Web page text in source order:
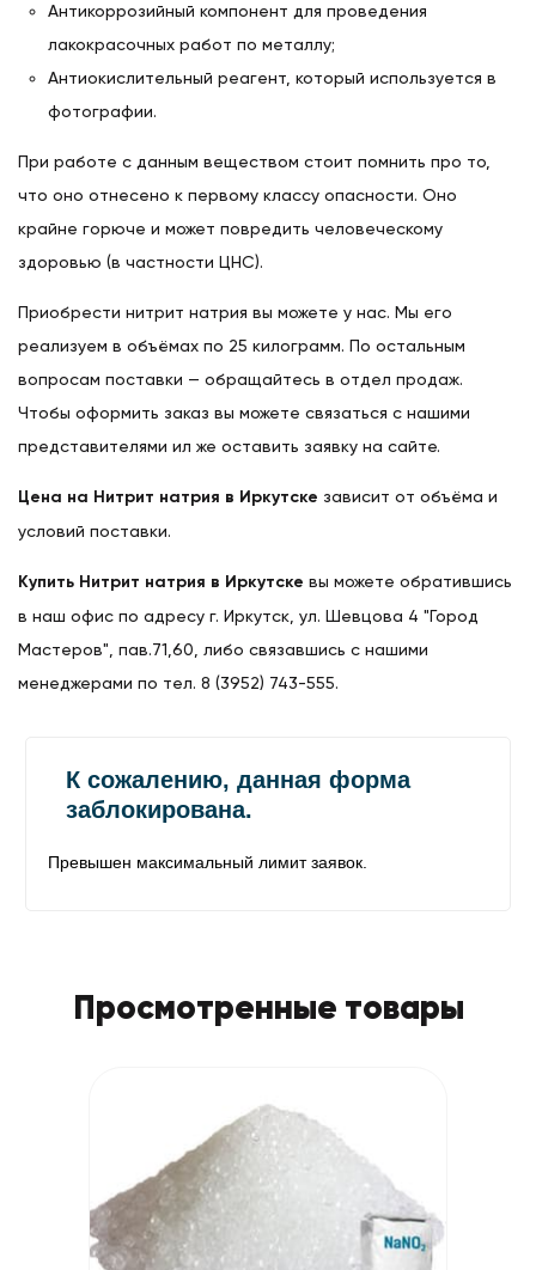
Антикоррозийный компонент для проведения
лакокрасочных работ по металлу;
Антиокислительный реагент, который используется в
фотографии.
При работе с данным веществом стоит помнить про то,
что оно отнесено к первому классу опасности. Оно
крайне горюче и может повредить человеческому
здоровью (в частности ЦНС).
Приобрести нитрит натрия вы можете у нас. Мы его
реализуем в объёмах по 25 килограмм. По остальным
вопросам поставки — обращайтесь в отдел продаж.
Чтобы оформить заказ вы можете связаться с нашими
представителями ил же оставить заявку на сайте.
Цена на Нитрит натрия в Иркутске зависит от объёма и
условий поставки.
Купить Нитрит натрия в Иркутске вы можете обратившись
в наш офис по адресу г. Иркутск, ул. Шевцова 4 "Город
Мастеров", пав.71,60, либо связавшись с нашими
менеджерами по тел. 8 (3952) 743-555.
Просмотренные товары